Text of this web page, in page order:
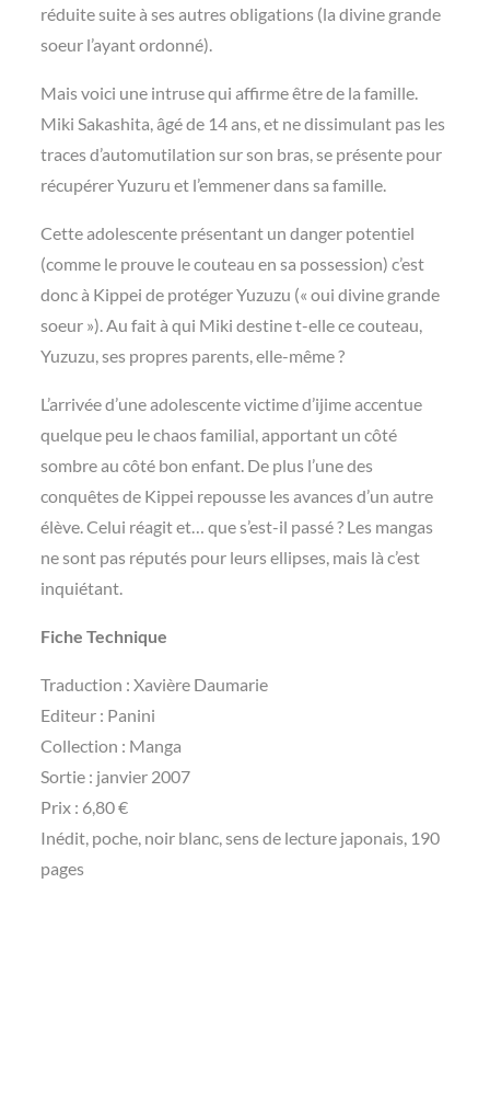
réduite suite à ses autres obligations (la divine grande
soeur l’ayant ordonné).
Mais voici une intruse qui affirme être de la famille.
Miki Sakashita, âgé de 14 ans, et ne dissimulant pas les
traces d’automutilation sur son bras, se présente pour
récupérer Yuzuru et l’emmener dans sa famille.
Cette adolescente présentant un danger potentiel
(comme le prouve le couteau en sa possession) c’est
donc à Kippei de protéger Yuzuzu (« oui divine grande
soeur »). Au fait à qui Miki destine t-elle ce couteau,
Yuzuzu, ses propres parents, elle-même ?
L’arrivée d’une adolescente victime d’ijime accentue
quelque peu le chaos familial, apportant un côté
sombre au côté bon enfant. De plus l’une des
conquêtes de Kippei repousse les avances d’un autre
élève. Celui réagit et… que s’est-il passé ? Les mangas
ne sont pas réputés pour leurs ellipses, mais là c’est
inquiétant.
Fiche Technique
Traduction : Xavière Daumarie
Editeur : Panini
Collection : Manga
Sortie : janvier 2007
Prix : 6,80 €
Inédit, poche, noir blanc, sens de lecture japonais, 190
pages